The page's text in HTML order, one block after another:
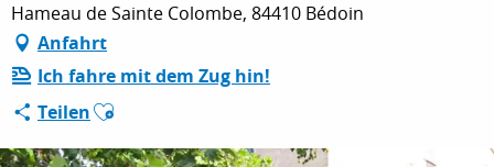
AUFENTHALT
ESPACE PRO
Hameau de Sainte Colombe, 84410 Bédoin
Anfahrt
Ich fahre mit dem Zug hin!
TeilenAjouter aux favoris